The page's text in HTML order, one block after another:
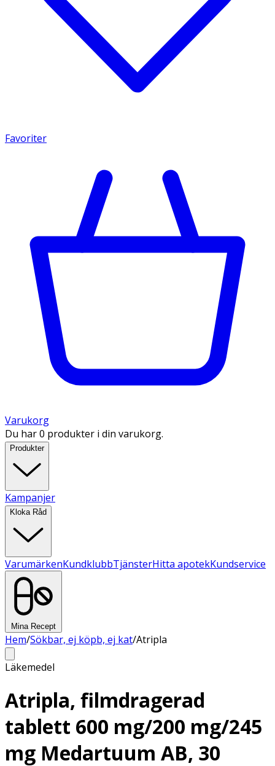
Favoriter
Varukorg
Du har 0 produkter i din varukorg.
Produkter
Kampanjer
Kloka Råd
VarumärkenKundklubbTjänsterHitta apotekKundservice
Mina Recept
Hem/Sökbar, ej köpb, ej kat/Atripla
Läkemedel
Atripla, filmdragerad
tablett 600 mg/200 mg/245
mg Medartuum AB, 30